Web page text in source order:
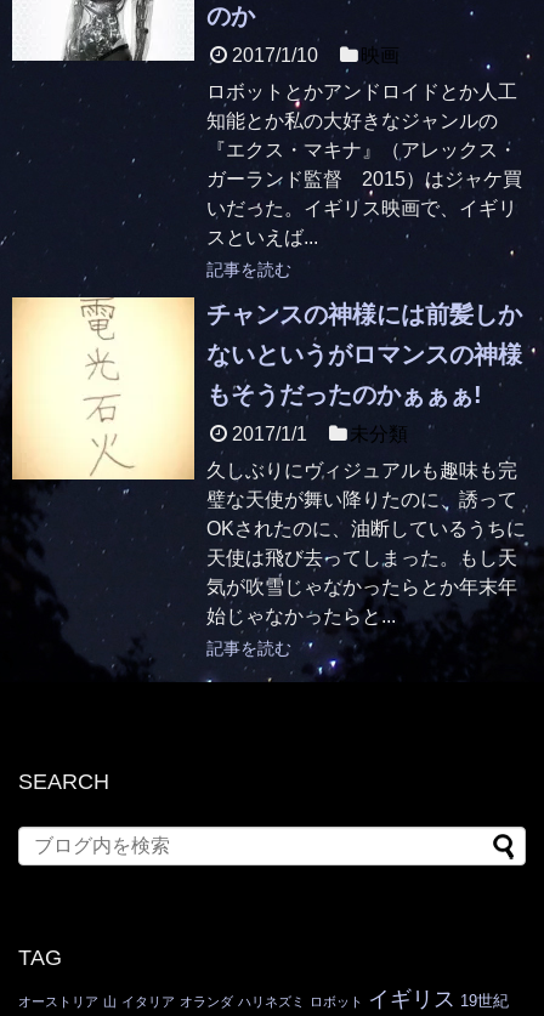
のか
2017/1/10
映画
ロボットとかアンドロイドとか人工
知能とか私の大好きなジャンルの
『エクス・マキナ』（アレックス・
ガーランド監督 2015）はジャケ買
いだった。イギリス映画で、イギリ
スといえば...
記事を読む
チャンスの神様には前髪しか
ないというがロマンスの神様
もそうだったのかぁぁぁ!
2017/1/1
未分類
久しぶりにヴィジュアルも趣味も完
璧な天使が舞い降りたのに、誘って
OKされたのに、油断しているうちに
天使は飛び去ってしまった。もし天
気が吹雪じゃなかったらとか年末年
始じゃなかったらと...
記事を読む
SEARCH
TAG
オーストリア 山 イタリア オランダ ハリネズミ ロボット イギリス 19世紀